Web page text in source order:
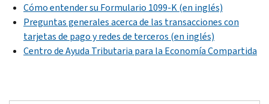
Cómo entender su Formulario 1099-K (en inglés)
Preguntas generales acerca de las transacciones con
tarjetas de pago y redes de terceros (en inglés)
Centro de Ayuda Tributaria para la Economía Compartida